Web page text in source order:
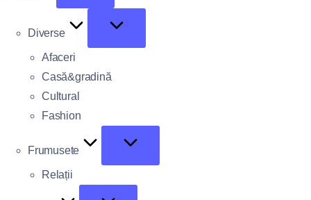
Diverse
Afaceri
Casă&gradină
Cultural
Fashion
Frumusete
Relații